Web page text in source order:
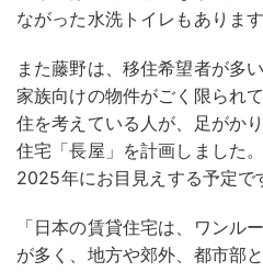
ながった水洗トイレもありま
また藤野は、移住希望者が多
家族向けの物件がごく限られ
住を考えている人が、足がか
住宅「長屋」を計画しました
2025年にお目見えする予定で
「日本の賃貸住宅は、ワンル
が多く、地方や郊外、都市部